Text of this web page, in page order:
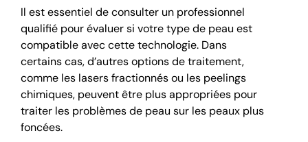
Il est essentiel de consulter un professionnel
qualifié pour évaluer si votre type de peau est
compatible avec cette technologie. Dans
certains cas, d’autres options de traitement,
comme les lasers fractionnés ou les peelings
chimiques, peuvent être plus appropriées pour
traiter les problèmes de peau sur les peaux plus
foncées.